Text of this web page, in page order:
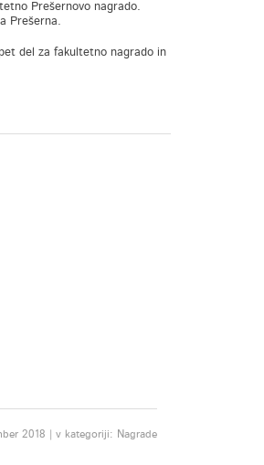
Prešernovo nagrado.
Prešerna.
del za fakultetno nagrado in
2018 | v kategoriji: Nagrade